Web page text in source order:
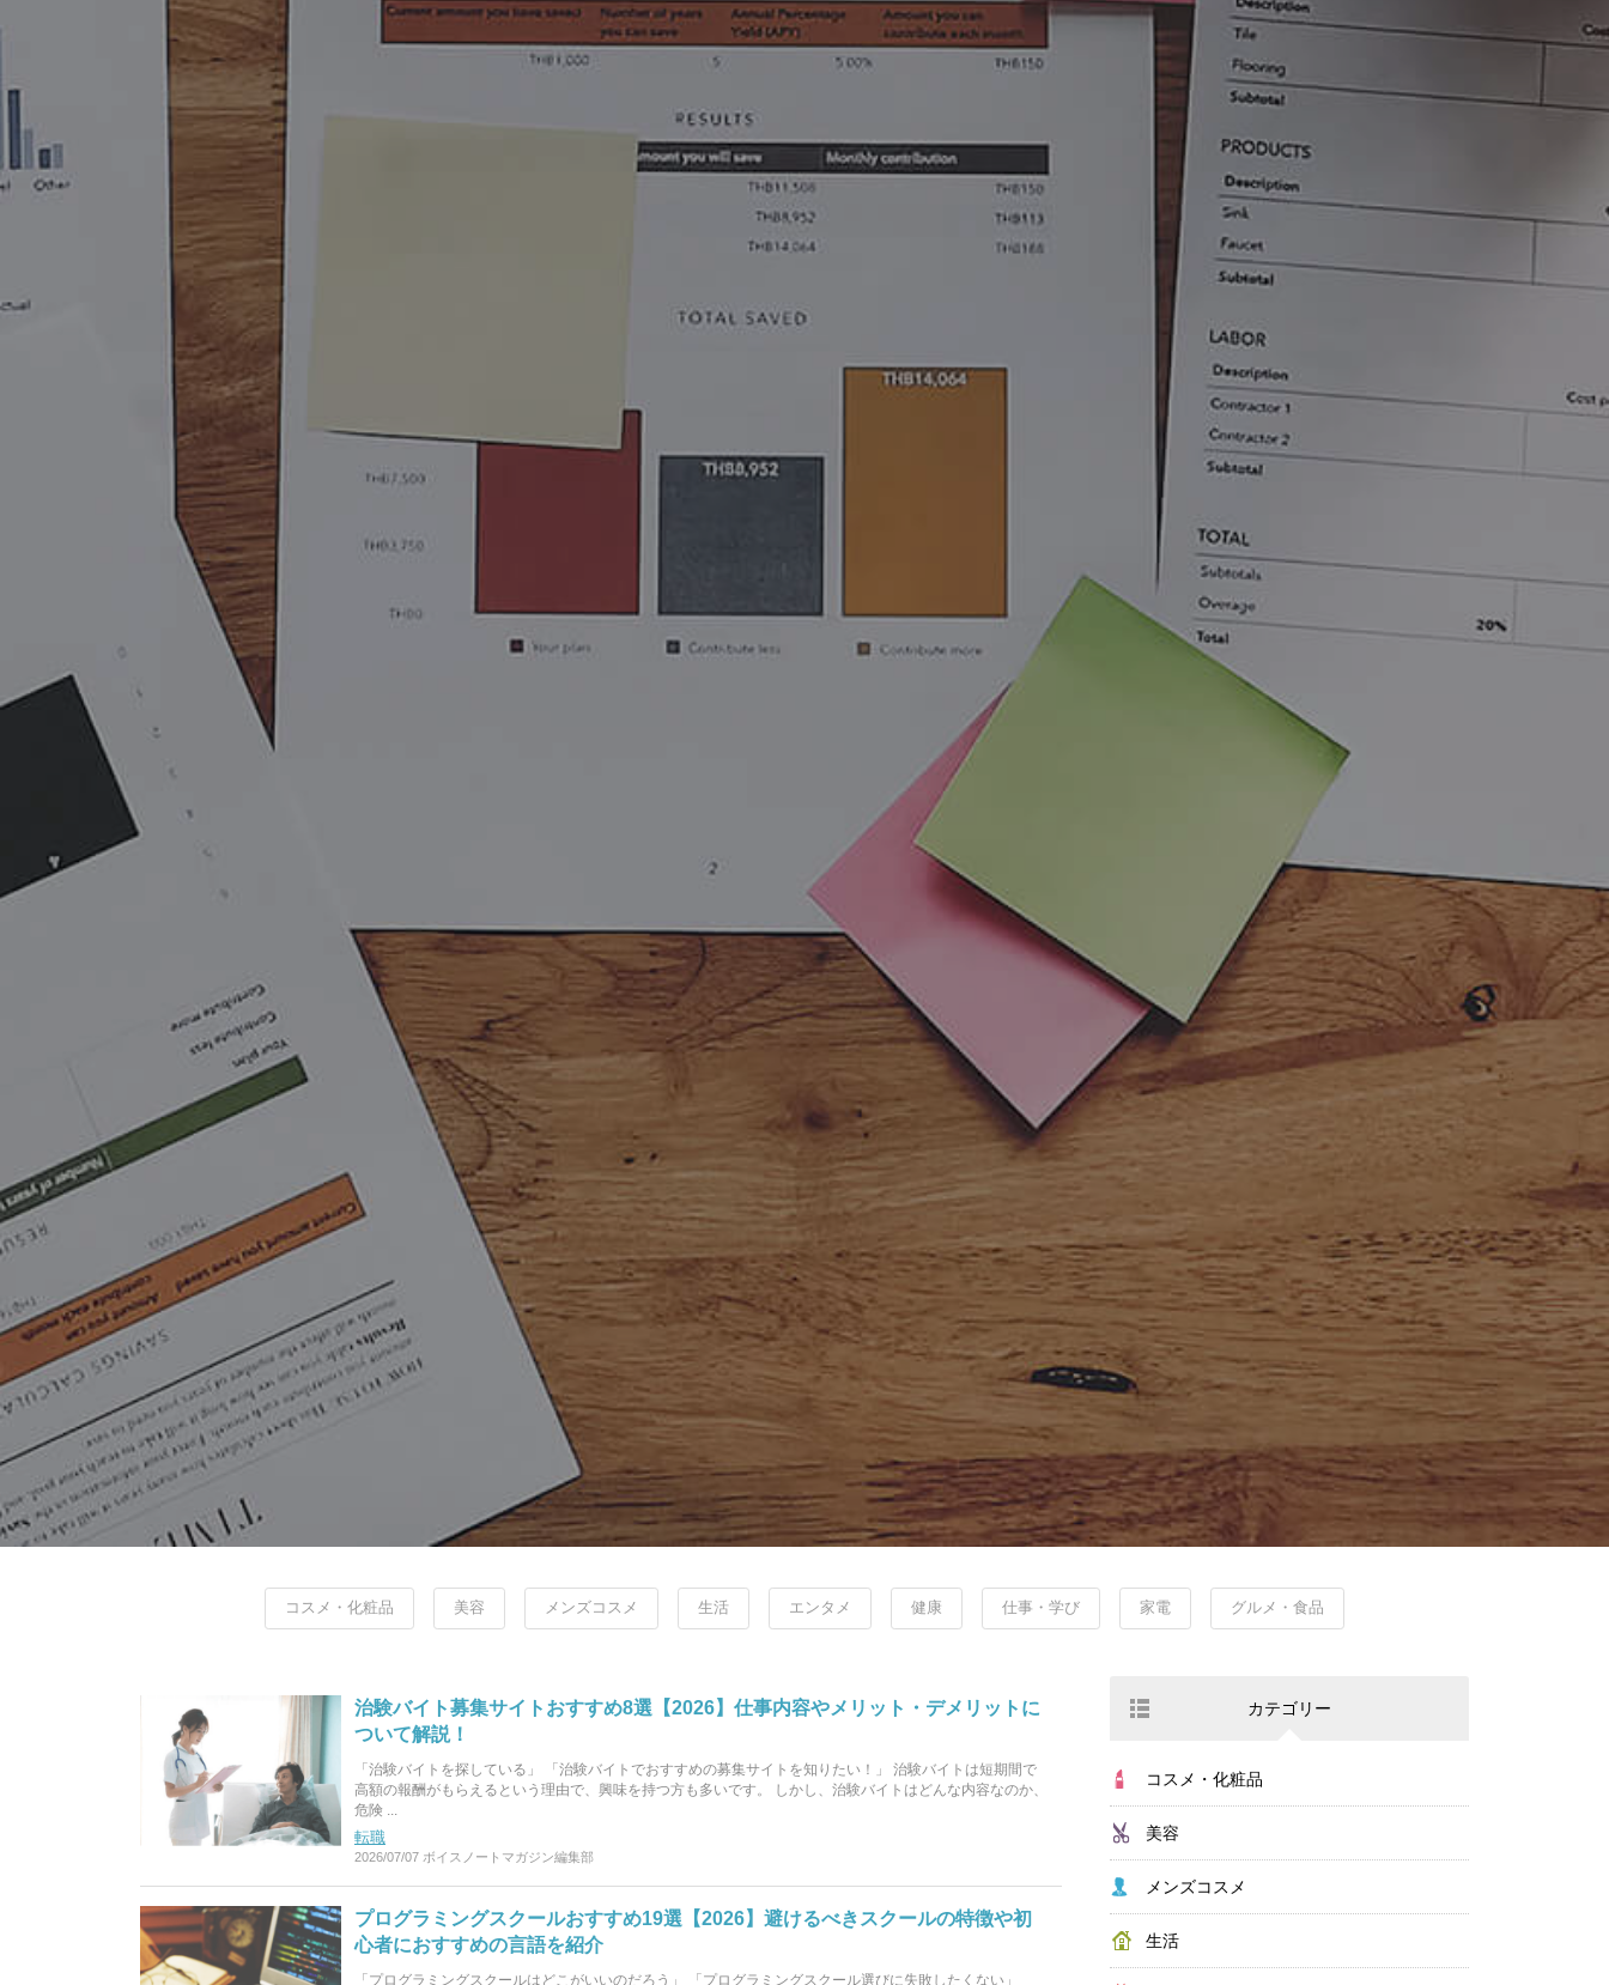
コスメ・化粧品 美容 メンズコスメ 生活 エンタメ 健康 仕事・学び 家電 グルメ・食品
治験バイト募集サイトおすすめ8選【2026】仕事内容やメリット・デメリットに
ついて解説！
「治験バイトを探している」 「治験バイトでおすすめの募集サイトを知りたい！」 治験バイトは短期間で
高額の報酬がもらえるという理由で、興味を持つ方も多いです。 しかし、治験バイトはどんな内容なのか、
危険 ...
転職
2026/07/07 ボイスノートマガジン編集部
プログラミングスクールおすすめ19選【2026】避けるべきスクールの特徴や初
心者におすすめの言語を紹介
「プログラミングスクールはどこがいいのだろう」 「プログラミングスクール選びに失敗したくない」
カテゴリー
コスメ・化粧品
美容
メンズコスメ
生活